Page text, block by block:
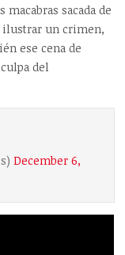
sacada de
ilustrar un crimen,
ese cena de
del
December 6,